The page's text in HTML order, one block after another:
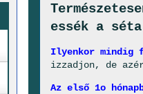
essék a
Ilyenkor
izzadjon, de
Az első 1o